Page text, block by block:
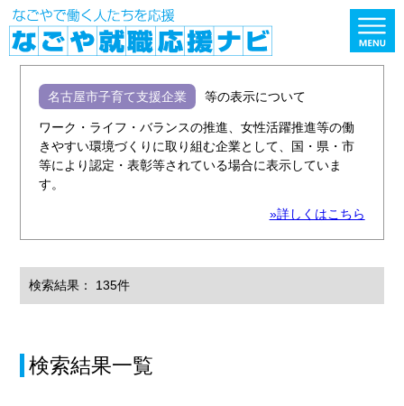
名古屋市子育て支援企業 等の表示について
ワーク・ライフ・バランスの推進、女性活躍推進等の働
きやすい環境づくりに取り組む企業として、国・県・市
等により認定・表彰等されている場合に表示していま
す。
»詳しくはこちら
検索結果： 135件
検索結果一覧